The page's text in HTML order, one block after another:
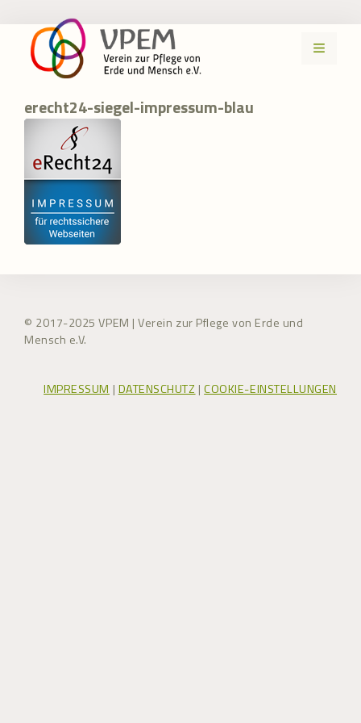
Inhalt
springen
MENÜ
erecht24-siegel-impressum-blau
© 2017-2025 VPEM | Verein zur Pflege von Erde und
Mensch e.V.
IMPRESSUM | DATENSCHUTZ |COOKIE-EINSTELLUNGEN